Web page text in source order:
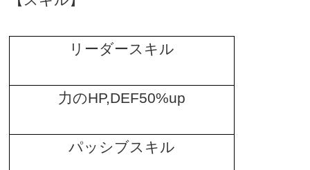
リーダースキル
力のHP,DEF50%up
パッシブスキル